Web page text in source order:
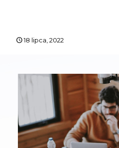
18 lipca, 2022